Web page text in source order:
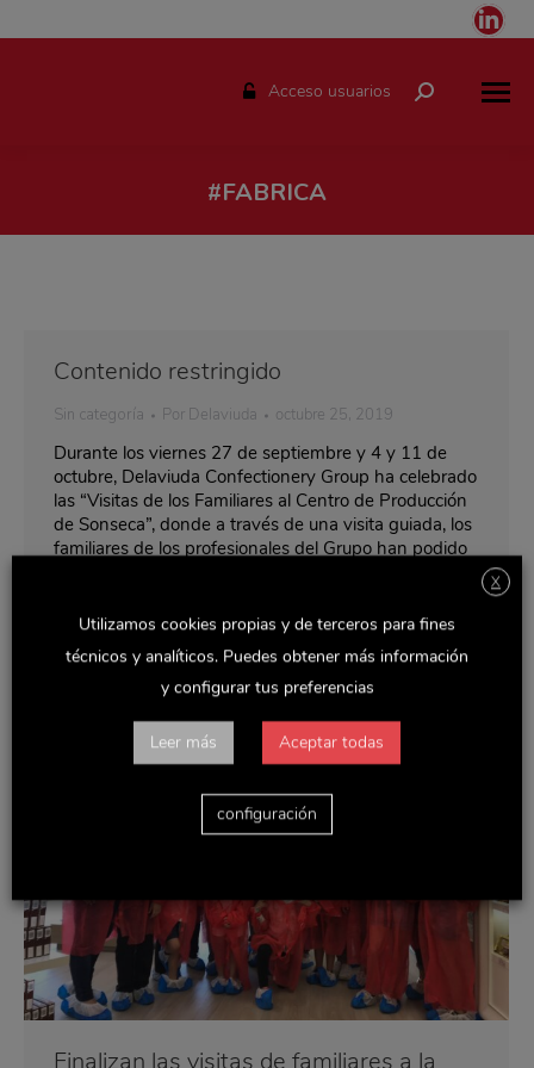
Acceso usuarios Buscar:
#FABRICA
Contenido restringido
Sin categoría Por Delaviuda octubre 25, 2019
Durante los viernes 27 de septiembre y 4 y 11 de
octubre, Delaviuda Confectionery Group ha celebrado
las “Visitas de los Familiares al Centro de Producción
de Sonseca”, donde a través de una visita guiada, los
familiares de los profesionales del Grupo han podido
Finalizan las visitas de familiares a la
X
Utilizamos cookies propias y de terceros para fines
técnicos y analíticos. Puedes obtener más información
y configurar tus preferencias
Leer más Aceptar todas
configuración